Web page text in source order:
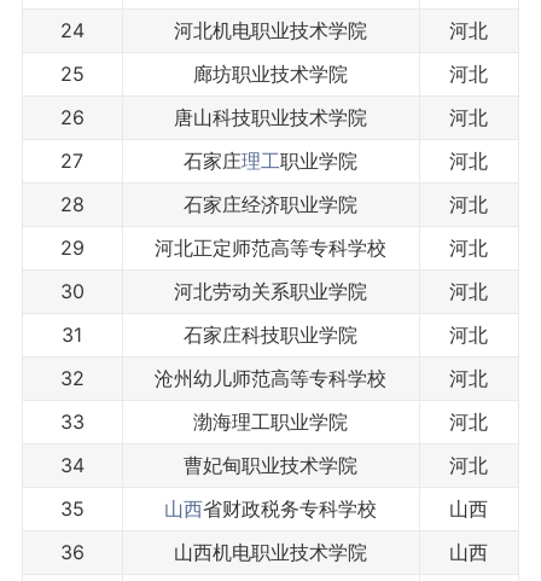
24
河北机电职业技术学院
河北
25
廊坊职业技术学院
河北
26
唐山科技职业技术学院
河北
27
石家庄理工职业学院
河北
28
石家庄经济职业学院
河北
29
河北正定师范高等专科学校
河北
30
河北劳动关系职业学院
河北
31
石家庄科技职业学院
河北
32
沧州幼儿师范高等专科学校
河北
33
渤海理工职业学院
河北
34
曹妃甸职业技术学院
河北
35
山西省财政税务专科学校
山西
36
山西机电职业技术学院
山西